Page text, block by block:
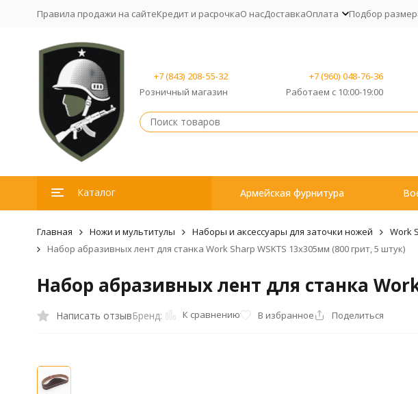
Правила продажи на сайтеКредит и расрочкаО насДоставкаОплата Подбор
+7 (843) 208-55-32
Розничный магазин
+7 (960) 048-76-36
Работаем с 10:00-19:00
Каталог Армейская фурнитура
Главная Ножи и мультитулы Наборы и аксессуары для заточки ножей Work
Набор абразивных лент для станка Work Sharp WSKTS 13x305мм (800 грит, 5 штук)
Набор абразивных лент для станка
Написать отзывБренд: К сравнению В избранное Поделиться